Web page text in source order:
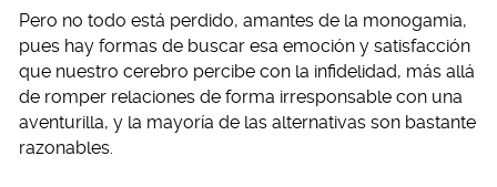
Pero no todo está perdido, amantes de la monogamia,
pues hay formas de buscar esa emoción y satisfacción
que nuestro cerebro percibe con la infidelidad, más allá
de romper relaciones de forma irresponsable con una
aventurilla, y la mayoría de las alternativas son bastante
razonables.